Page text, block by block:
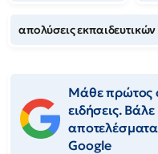
απολύσεις εκπαιδευτικών
Μάθε πρώτος
ειδήσεις.
Google